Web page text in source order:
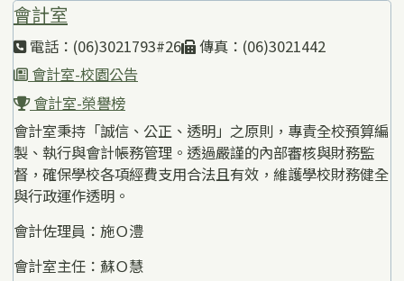
會計室
電話：(06)3021793#26
傳真：(06)3021442
會計室-校園公告
會計室-榮譽榜
會計室秉持「誠信、公正、透明」之原則，專責全校預算編
製、執行與會計帳務管理。透過嚴謹的內部審核與財務監
督，確保學校各項經費支用合法且有效，維護學校財務健全
與行政運作透明。
會計佐理員：施Ｏ澧
會計室主任：蘇Ｏ慧